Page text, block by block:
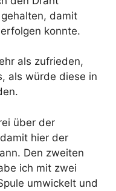
damit
konnte.
als zufrieden,
als würde diese in
über der
hier der
Den zweiten
ich mit zwei
umwickelt und